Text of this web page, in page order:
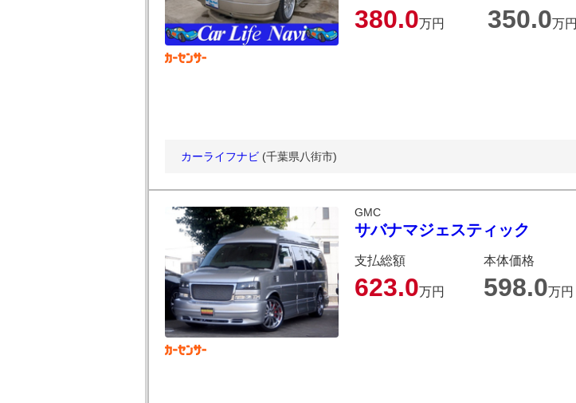
380.0万円 350.0万円
カーライフナビ (千葉県八街市)
GMC
サバナマジェスティック
支払総額
623.0万円
本体価格
598.0万円